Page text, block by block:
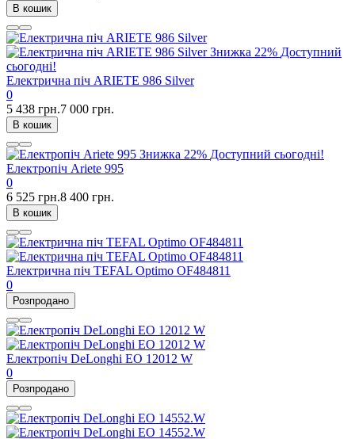
В кошик
Знижка 22% Доступний
сьогодні!
Електрична піч ARIETE 986 Silver
0
5 438 грн.7 000 грн.
В кошик
Знижка 22% Доступний сьогодні!
Електропіч Ariete 995
0
6 525 грн.8 400 грн.
В кошик
Електрична піч TEFAL Optimo OF484811
0
Розпродано
Електропіч DeLonghi EO 12012 W
0
Розпродано